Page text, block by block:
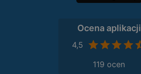
Ocena aplikacji
4,5
119 ocen